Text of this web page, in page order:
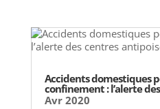
Accidents domestiques
confinement : l’alerte
Avr 2020